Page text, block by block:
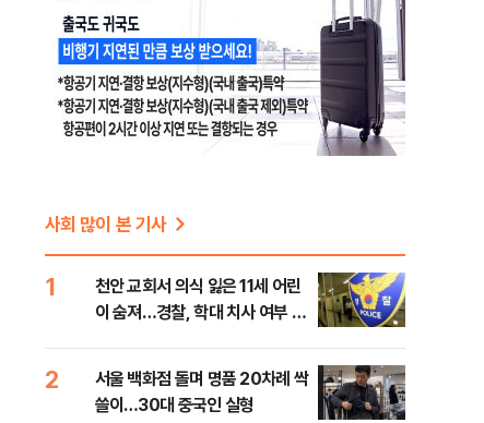
사회 많이 본 기사
1
천안 교회서 의식 잃은 11세 어린
이 숨져…경찰, 학대 치사 여부 수
2
서울 백화점 돌며 명품 20차례 싹
쓸이…30대 중국인 실형